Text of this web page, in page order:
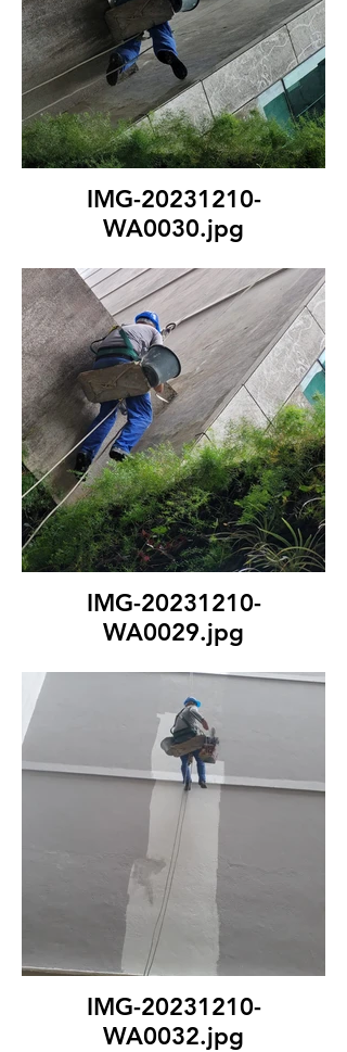
IMG-20231210-
WA0030.jpg
IMG-20231210-
WA0029.jpg
IMG-20231210-
WA0032.jpg